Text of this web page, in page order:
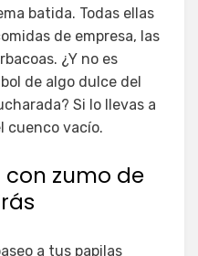
batida. Todas ellas
de empresa, las
¿Y no es
de algo dulce del
Si lo llevas a
cuenco vacío.
con zumo de
a tus papilas